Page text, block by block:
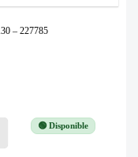
– 227785
🟢 Disponible